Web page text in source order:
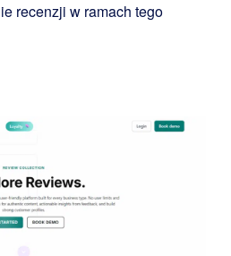
recenzji w ramach tego